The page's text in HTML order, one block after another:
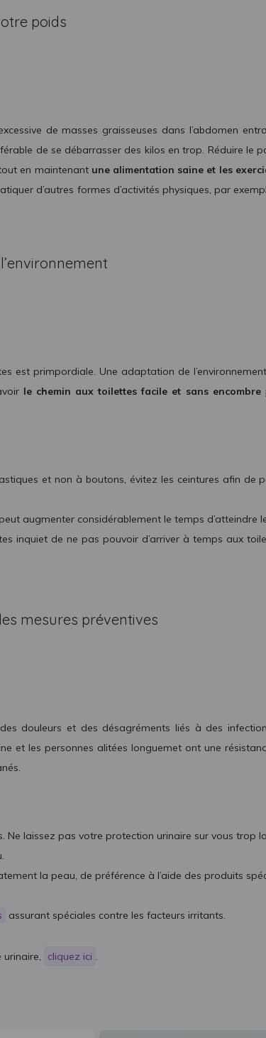
poids
de masses graisseuses dans l’abdomen
de se débarrasser des kilos en trop. Réduire le
en maintenant une alimentation saine et les
d’autres formes d’activités physiques, par
est primpordiale. Une adaptation de
le chemin aux toilettes facile et sans encombre
et non à boutons, évitez les ceintures afin de
augmenter considérablement le temps d’atteindre
inquiet de ne pas pouvoir d’arriver à temps aux
mesures préventives
douleurs et des désagréments liés à des
et les personnes alitées longuemet ont une
Ne laissez pas votre protection urinaire sur vous trop
la peau, de préférence à l’aide des produits
assurant spéciales contre les facteurs irritants.
urinaire, cliquez ici .